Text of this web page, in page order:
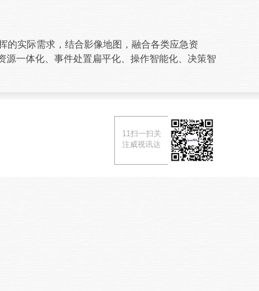
实际需求，结合影像地图，融合各类应急资
一体化、事件处置扁平化、操作智能化、决策智
11扫一扫关
注威视讯达